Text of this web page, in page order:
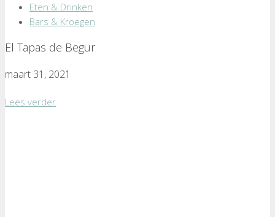
Eten & Drinken
Bars & Kroegen
El Tapas de Begur
maart 31, 2021
Lees verder